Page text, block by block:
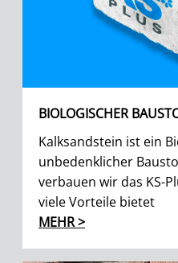
BIOLOGISCHER
Kalksandstein ist ein
unbedenklicher
verbauen wir das KS-
viele Vorteile bietet
MEHR >